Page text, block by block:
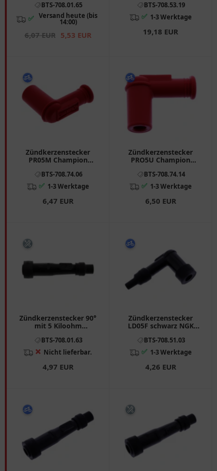
BTS-708.01.65
✅ Versand heute (bis
14:00)
6,07 EUR 5,53 EUR
Honda CBR, VF, XL
BTS-708.53.19
✅ 1-3 Werktage
19,18 EUR
Zündkerzenstecker
PR05M Champion
Gas TXT, EC, MC
BTS-708.74.06
✅ 1-3 Werktage
6,47 EUR
Zündkerzenstecker
PRO5U Champion
Vespa PX, PK, Cosa
BTS-708.74.14
✅ 1-3 Werktage
6,50 EUR
Zündkerzenstecker 90°
mit 5 Kiloohm
Yamaha
BTS-708.01.63
❌ Nicht lieferbar.
4,97 EUR
Zündkerzenstecker
LD05F schwarz NGK
passend für: Honda CB,
ST, Z, CM
BTS-708.51.03
✅ 1-3 Werktage
4,26 EUR